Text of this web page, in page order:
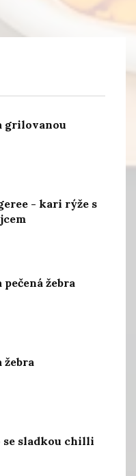
grilovanou
- kari rýže s
žebra
žebra
se sladkou chilli